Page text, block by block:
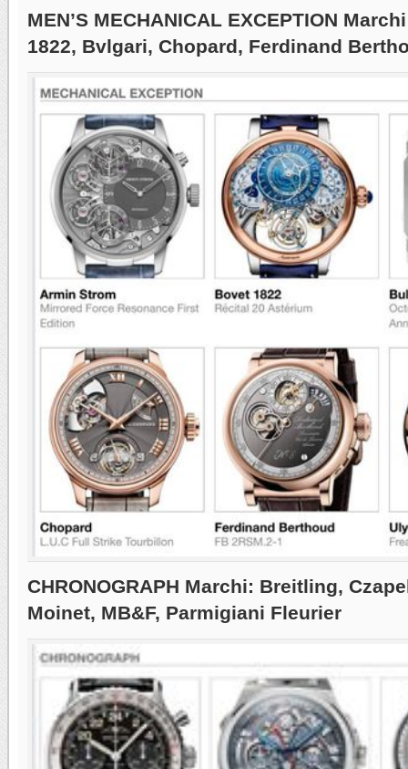
MEN’S MECHANICAL EXCEPTION
1822, Bvlgari, Chopard, Ferdinand
CHRONOGRAPH Marchi: Breitling,
Moinet, MB&F, Parmigiani Fleurier